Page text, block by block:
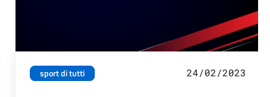
sport di tutti 24/02/2023